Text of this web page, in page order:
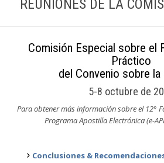
REUNIONES DE LA
Comisión Especial sobre el
Práctico
del Convenio sobre
5-8 octubre de
Para obtener más información sobre el 12°
Programa Apostilla Electrónica (e-
Conclusiones &